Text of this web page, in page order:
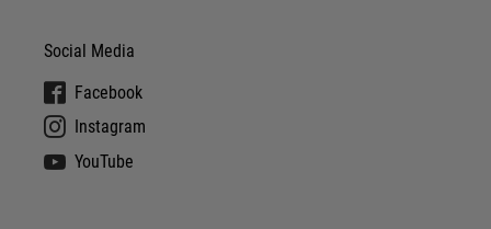
Social Media
Facebook
Instagram
YouTube